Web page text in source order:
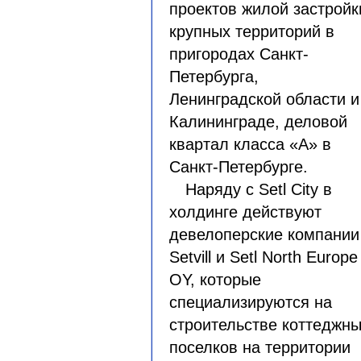
проектов жилой
крупных территорий в
пригородах Санкт-
Петербурга,
Ленинградской области и
Калининграде, деловой
квартал класса «А» в
Санкт-Петербурге.
Наряду с Setl City в
холдинге действуют
девелоперские
Setvill и Setl North Europe
OY, которые
специализируются на
строительстве
поселков на территории